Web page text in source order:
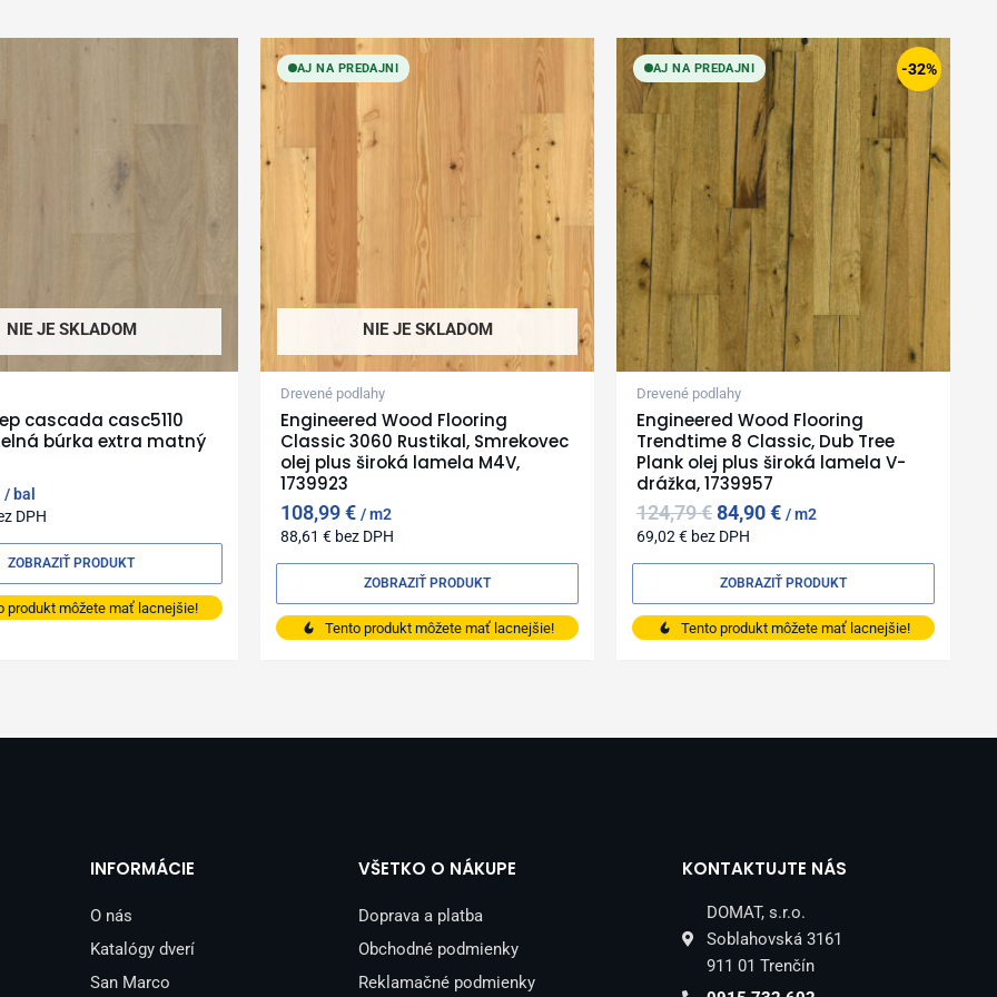
NIE JE SKLADOM
cascada casc5110
búrka extra matný
bal
DPH
produkt môžete mať lacnejšie!
ZOBRAZIŤ PRODUKT
AJ NA PREDAJNI
NIE JE SKLADOM
Drevené podlahy
Engineered Wood Flooring
Classic 3060 Rustikal, Smrekovec
olej plus široká lamela M4V,
1739923
108,99€ m2
88,61 € bez DPH
Tento produkt môžete mať lacnejšie!
ZOBRAZIŤ PRODUKT
-32%
AJ NA PREDAJNI
Drevené podlahy
Engineered Wood Flooring
Trendtime 8 Classic, Dub Tree
Plank olej plus široká lamela V-
drážka, 1739957
124,79€
Original
price
was:
124,79 €.
84,90€
Current
price
is:
84,90 €.
m2
69,02 € bez DPH
Tento produkt môžete mať lacnejšie!
ZOBRAZIŤ PRODUKT
INFORMÁCIE
O nás
Katalógy dverí
San Marco
VŠETKO O NÁKUPE
Doprava a platba
Obchodné podmienky
Reklamačné podmienky
KONTAKTUJTE NÁS
DOMAT, s.r.o.
Soblahovská 3161
911 01 Trenčín